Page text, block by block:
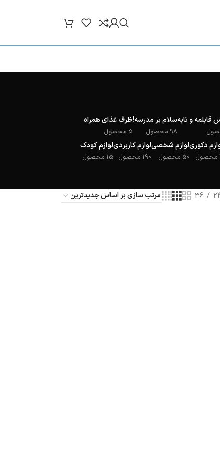
و تابهسلام بر مدرسه!
98 محصول
ظرف غذای همراه
5 محصول
دکوریلوازم شخصی
50 محصول
لوازم کاربردی
190 محصول
لوازم کودک
15 محصول
36